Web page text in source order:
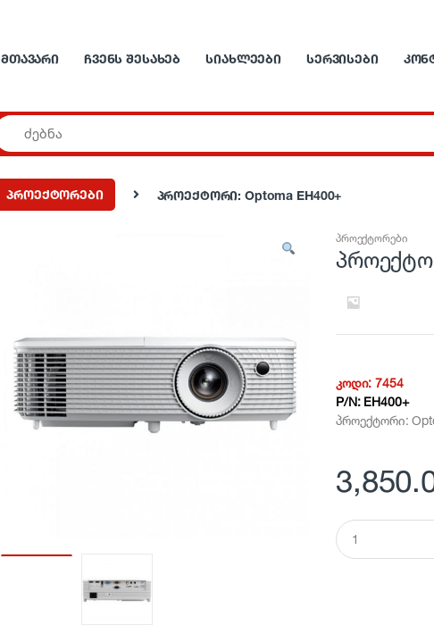
ᲛᲗᲐᲕᲐᲠᲘ ᲩᲕᲔᲜᲡ ᲨᲔᲡᲐᲮᲔᲑ ᲡᲘᲐᲮᲚᲔᲔᲑᲘ ᲡᲔᲠᲕᲘᲡᲔᲑᲘ
პროექტორები პროექტორი: Optoma EH400+
პროექტორები
კოდი:7454
P/N: EH400+
პროექტორი:
Q
u